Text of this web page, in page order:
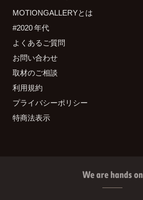
MOTIONGALLERYとは
#2020 年代
よくあるご質問
お問い合わせ
取材のご相談
利用規約
プライバシーポリシー
特商法表示
We are hands on